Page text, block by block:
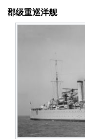
郡级重巡洋舰